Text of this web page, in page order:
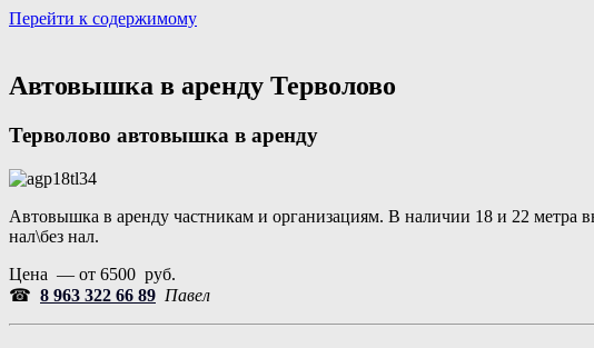
Перейти к содержимому
Автовышка в аренду Терволово
Терволово автовышка в аренду
Автовышка в аренду частникам и организациям. В наличии 18 и 22 метра
нал\без нал.
Цена — от 6500 руб.
☎ 8 963 322 66 89 Павел